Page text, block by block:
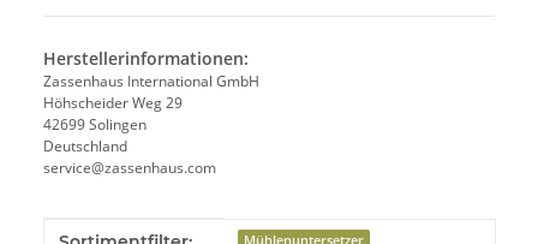
Herstellerinformationen:
Zassenhaus International GmbH
Höhscheider Weg 29
42699 Solingen
Deutschland
service@zassenhaus.com
Mühlenuntersetzer